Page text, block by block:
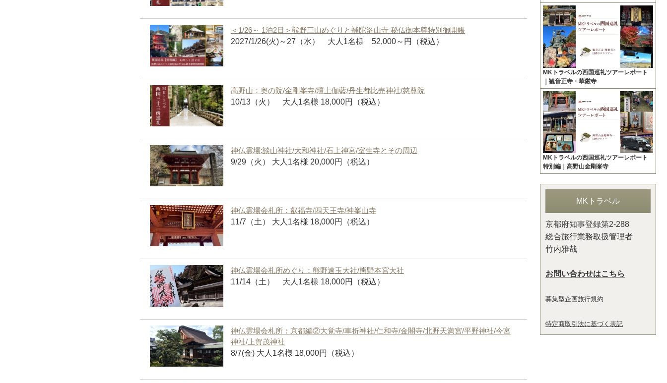
＜1/26～ 1泊2日＞熊野三山めぐりと補陀洛山寺 秘仏御本尊特別御開帳
2027/1/26(火)～27（水） 大人1名様 52,000～円（税込）
高野山：奥の院/金剛峯寺/壇上伽藍/丹生都比売神社/慈尊院
10/13（火） 大人1名様 18,000円（税込）
神仏霊場:談山神社/大和神社/石上神宮/室生寺とその周辺
9/29（火） 大人1名様 20,000円（税込）
神仏霊場会札所：叡福寺/四天王寺/神峯山寺
11/7（土） 大人1名様 18,000円（税込）
神仏霊場会札所めぐり：熊野速玉大社/熊野本宮大社
11/14（土） 大人1名様 18,000円（税込）
神仏霊場会札所：京都編②大覚寺/車折神社/仁和寺/金閣寺/北野天満宮/平野神社/今宮
神社/上賀茂神社
8/7(金) 大人1名様 18,000円（税込）
MKトラベルの西国巡礼ツアーレポート
｜観音正寺・華厳寺
MKトラベルの西国巡礼ツアーレポート
特別編｜高野山金剛峯寺
MKトラベル
京都府知事登録第2-288
総合旅行業務取扱管理者
竹内雅哉
お問い合わせはこちら
募集型企画旅行規約
特定商取引法に基づく表記